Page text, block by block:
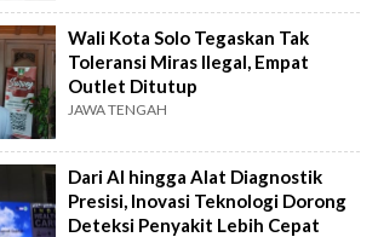
Wali Kota Solo Tegaskan Tak
Toleransi Miras Ilegal, Empat
Outlet Ditutup
JAWA TENGAH
Dari AI hingga Alat Diagnostik
Presisi, Inovasi Teknologi Dorong
Deteksi Penyakit Lebih Cepat